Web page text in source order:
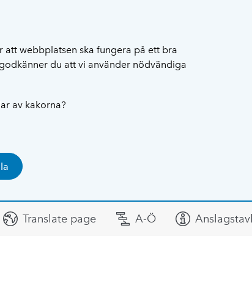
att webbplatsen ska fungera på ett bra
du att vi använder nödvändiga
av kakorna?
Translate page A-Ö